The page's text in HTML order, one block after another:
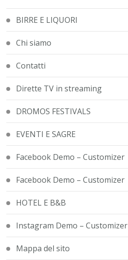
BIRRE E LIQUORI
Chi siamo
Contatti
Dirette TV in streaming
DROMOS FESTIVALS
EVENTI E SAGRE
Facebook Demo – Customizer
Facebook Demo – Customizer
HOTEL E B&B
Instagram Demo – Customizer
Mappa del sito